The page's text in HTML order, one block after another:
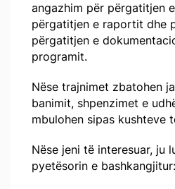
angazhim për përgatitjen
përgatitjen e raportit dhe
përgatitjen e
programit.
Nëse trajnimet zbatohen
banimit, shpenzimet e
mbulohen sipas kushteve
Nëse jeni të interesuar, ju
pyetësorin e bashkangjitur: